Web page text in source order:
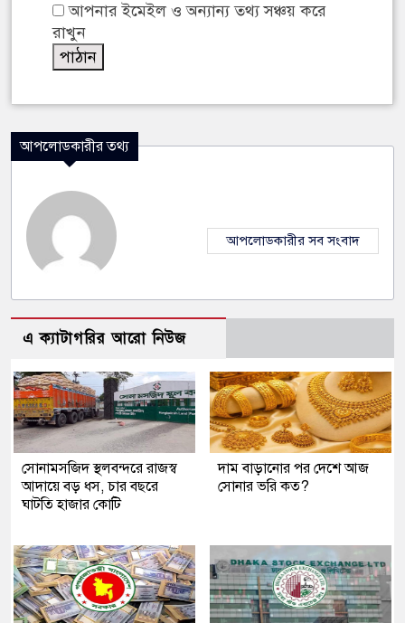
আপনার ইমেইল ও অন্যান্য তথ্য সঞ্চয় করে
রাখুন
আপলোডকারীর তথ্য
আপলোডকারীর সব সংবাদ
এ ক্যাটাগরির আরো নিউজ
সোনামসজিদ স্থলবন্দরে রাজস্ব
আদায়ে বড় ধস, চার বছরে
ঘাটতি হাজার কোটি
দাম বাড়ানোর পর দেশে আজ
সোনার ভরি কত?